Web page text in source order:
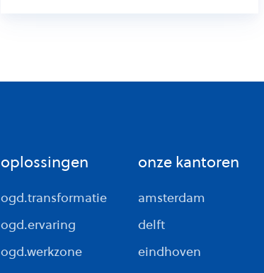
oplossingen
ogd.transformatie
ogd.ervaring
ogd.werkzone
onze kantoren
amsterdam
delft
eindhoven